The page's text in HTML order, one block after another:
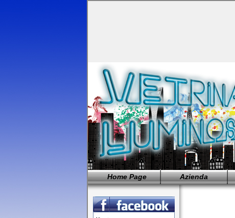
Home Page Azienda